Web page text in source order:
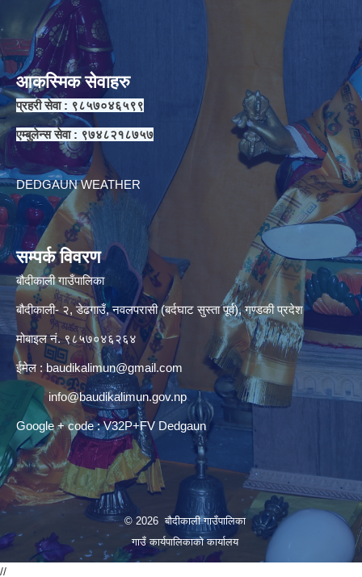
आकस्मिक सेवाहरु
प्रहरी सेवा : ९८५७०४६५९९
एम्बुलेन्स सेवा : ९७४८२१८७५७
DEDGAUN WEATHER
सम्पर्क विवरण
बौदीकाली गाउँपालिका
बौदीकाली- २, डेढगाउँ, नवलपरासी (बर्दघाट सुस्ता पूर्व), गण्डकी प्रदेश
मोबाइल नं. ९८५७०४६२६४
ईमेल : baudikalimun@gmail.com
info@baudikalimun.gov.np
Google + code : V32P+FV Dedgaun
© 2026 बौदीकाली गाउँपालिका
गाउँ कार्यपालिकाको कार्यालय
//